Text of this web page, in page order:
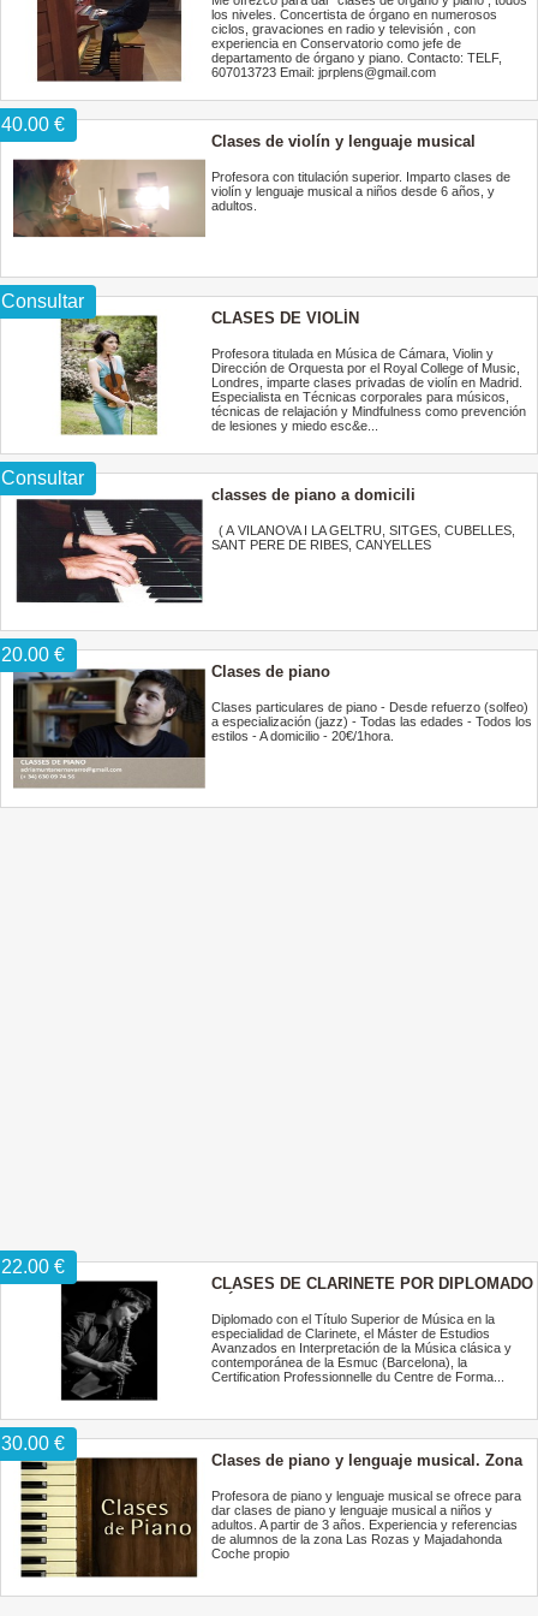
los niveles. Concertista de órgano en numerosos
ciclos, gravaciones en radio y televisión , con
experiencia en Conservatorio como jefe de
departamento de órgano y piano. Contacto: TELF,
607013723 Email: jprplens@gmail.com
40.00 €
Clases de violín y lenguaje musical
Profesora con titulación superior. Imparto clases de
violín y lenguaje musical a niños desde 6 años, y
adultos.
Consultar
CLASES DE VIOLÍN
Profesora titulada en Música de Cámara, Violin y
Dirección de Orquesta por el Royal College of Music,
Londres, imparte clases privadas de violín en Madrid.
Especialista en Técnicas corporales para músicos,
técnicas de relajación y Mindfulness como prevención
de lesiones y miedo esc&e...
Consultar
classes de piano a domicili
( A VILANOVA I LA GELTRU, SITGES, CUBELLES,
SANT PERE DE RIBES, CANYELLES
20.00 €
Clases de piano
Clases particulares de piano - Desde refuerzo (solfeo)
a especialización (jazz) - Todas las edades - Todos los
estilos - A domicilio - 20€/1hora.
22.00 €
CLASES DE CLARINETE POR DIPLOMADO
Diplomado con el Título Superior de Música en la
especialidad de Clarinete, el Máster de Estudios
Avanzados en Interpretación de la Música clásica y
contemporánea de la Esmuc (Barcelona), la
Certification Professionnelle du Centre de Forma...
30.00 €
Clases de piano y lenguaje musical. Zona
Profesora de piano y lenguaje musical se ofrece para
dar clases de piano y lenguaje musical a niños y
adultos. A partir de 3 años. Experiencia y referencias
de alumnos de la zona Las Rozas y Majadahonda
Coche propio